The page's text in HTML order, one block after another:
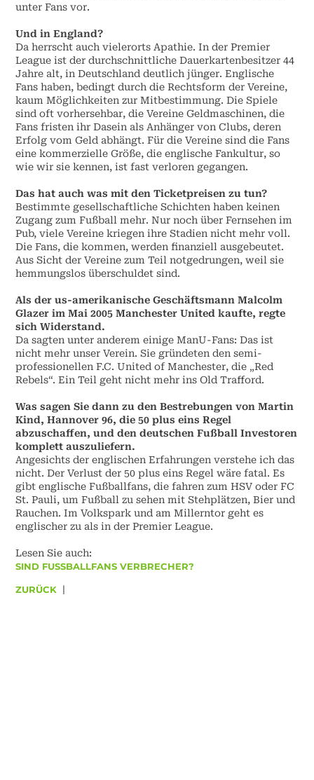
unter Fans vor.
Und in England?
Da herrscht auch vielerorts Apathie. In der Premier
League ist der durchschnittliche Dauerkartenbesitzer 44
Jahre alt, in Deutschland deutlich jünger. Englische
Fans haben, bedingt durch die Rechtsform der Vereine,
kaum Möglichkeiten zur Mitbestimmung. Die Spiele
sind oft vorhersehbar, die Vereine Geldmaschinen, die
Fans fristen ihr Dasein als Anhänger von Clubs, deren
Erfolg vom Geld abhängt. Für die Vereine sind die Fans
eine kommerzielle Größe, die englische Fankultur, so
wie wir sie kennen, ist fast verloren gegangen.
Das hat auch was mit den Ticketpreisen zu tun?
Bestimmte gesellschaftliche Schichten haben keinen
Zugang zum Fußball mehr. Nur noch über Fernsehen im
Pub, viele Vereine kriegen ihre Stadien nicht mehr voll.
Die Fans, die kommen, werden finanziell ausgebeutet.
Aus Sicht der Vereine zum Teil notgedrungen, weil sie
hemmungslos überschuldet sind.
Als der us-amerikanische Geschäftsmann Malcolm
Glazer im Mai 2005 Manchester United kaufte, regte
sich Widerstand.
Da sagten unter anderem einige ManU-Fans: Das ist
nicht mehr unser Verein. Sie gründeten den semi-
professionellen F.C. United of Manchester, die „Red
Rebels“. Ein Teil geht nicht mehr ins Old Trafford.
Was sagen Sie dann zu den Bestrebungen von Martin
Kind, Hannover 96, die 50 plus eins Regel
abzuschaffen, und den deutschen Fußball Investoren
komplett auszuliefern.
Angesichts der englischen Erfahrungen verstehe ich das
nicht. Der Verlust der 50 plus eins Regel wäre fatal. Es
gibt englische Fußballfans, die fahren zum HSV oder FC
St. Pauli, um Fußball zu sehen mit Stehplätzen, Bier und
Rauchen. Im Volkspark und am Millerntor geht es
englischer zu als in der Premier League.
Lesen Sie auch:
SIND FUSSBALLFANS VERBRECHER?
ZURÜCK |